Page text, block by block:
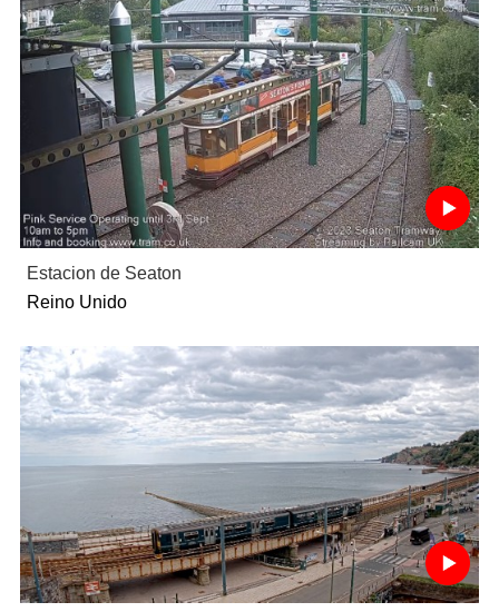
Estacion de Seaton
Reino Unido